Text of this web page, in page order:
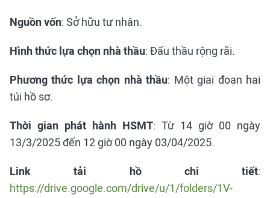
Nguồn vốn: Sở hữu tư nhân.
Hình thức lựa chọn nhà thầu: Đấu thầu rộng rãi.
Phương thức lựa chọn nhà thầu: Một giai đoạn hai
túi hồ sơ.
Thời gian phát hành HSMT: Từ 14 giờ 00 ngày
13/3/2025 đến 12 giờ 00 ngày 03/04/2025.
Link tải hồ chi tiết:
https://drive.google.com/drive/u/1/folders/1V-